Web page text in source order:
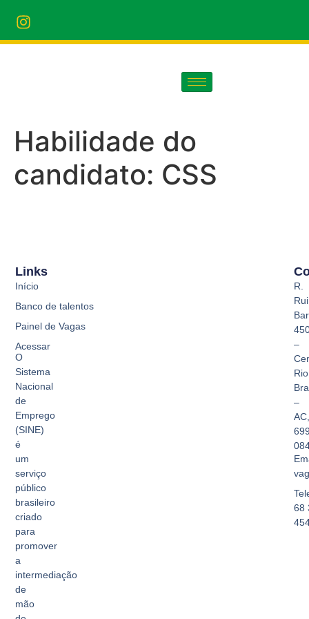
Habilidade do
candidato: CSS
O
Sistema
Nacional
de
Emprego
(SINE)
é
um
serviço
público
brasileiro
criado
para
promover
a
intermediação
de
mão
Links
Início
Banco de talentos
Painel de Vagas
Acessar
R.
Rui
–
Rio
–
AC,
68